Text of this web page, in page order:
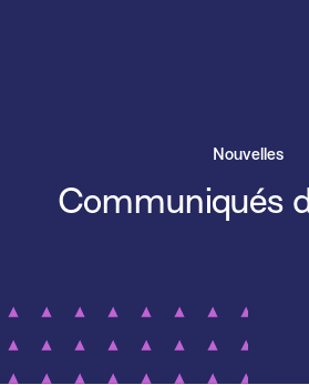
Nouvelles
Communiqués